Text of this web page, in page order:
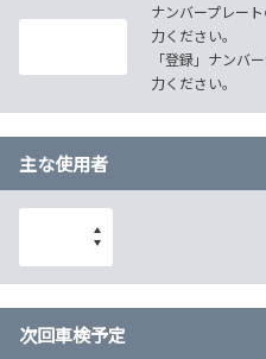
ナンバープレー
力ください。
「登録」ナンバ
力ください。
主な使用者
次回車検予定